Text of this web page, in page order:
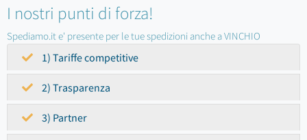
I nostri punti di forza!
Spediamo.it e' presente per le tue spedizioni anche a VINCHIO
1) Tariffe competitive
2) Trasparenza
3) Partner